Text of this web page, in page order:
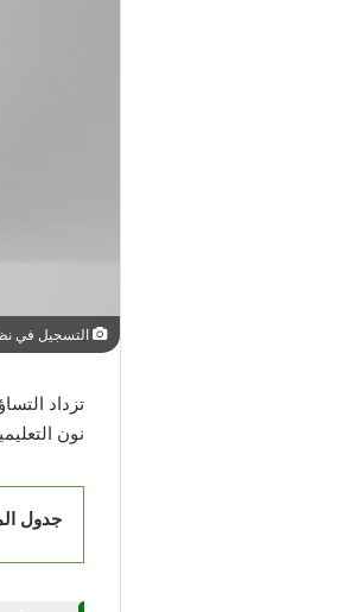
التسجيل في
تزداد
نون
جدول